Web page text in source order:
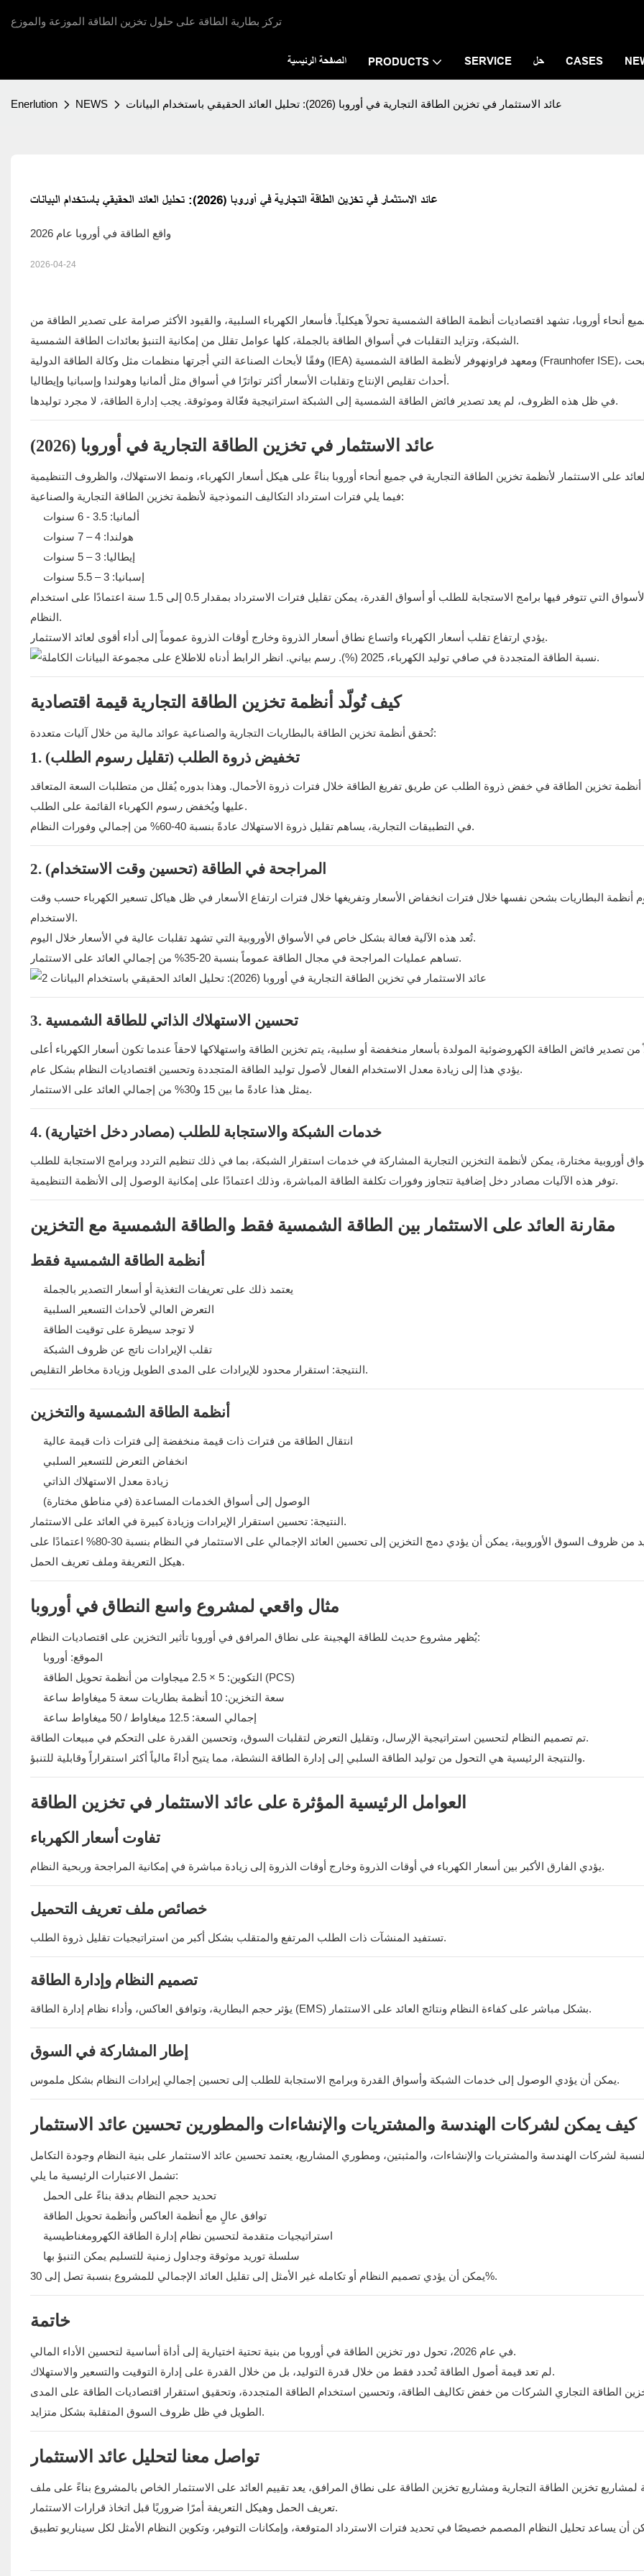
تركز بطارية الطاقة على حلول تخزين الطاقة الموزعة والموزع
الصفحة الرئيسية PRODUCTS SERVICE حل CASES
Enerlution NEWS عائد الاستثمار في تخزين الطاقة التجارية في أوروبا (2026): تحليل العائد الحقيقي باستخدام البيانات
عائد الاستثمار في تخزين الطاقة التجارية في أوروبا (2026): تحليل العائد الحقيقي باستخدام البيانات
واقع الطاقة في أوروبا عام 2026
2026-04-24
أنحاء أوروبا، تشهد اقتصاديات أنظمة الطاقة الشمسية تحولاً هيكلياً. فأسعار الكهرباء السلبية، والقيود الأكثر صرامة على تصدير الطاقة من
الشبكة، وتزايد التقلبات في أسواق الطاقة بالجملة، كلها عوامل تقلل من إمكانية التنبؤ بعائدات الطاقة الشمسية.
وفقًا لأبحاث الصناعة التي أجرتها منظمات مثل وكالة الطاقة الدولية (IEA) ومعهد فراونهوفر لأنظمة الطاقة الشمسية (Fraunhofer ISE)، أصبحت
أحداث تقليص الإنتاج وتقلبات الأسعار أكثر تواترًا في أسواق مثل ألمانيا وهولندا وإسبانيا وإيطاليا.
في ظل هذه الظروف، لم يعد تصدير فائض الطاقة الشمسية إلى الشبكة استراتيجية فعّالة وموثوقة. يجب إدارة الطاقة، لا مجرد توليدها.
عائد الاستثمار في تخزين الطاقة التجارية في أوروبا (2026)
فيما يلي فترات استرداد التكاليف النموذجية لأنظمة تخزين الطاقة التجارية والصناعية:
ألمانيا: 3.5 - 6 سنوات
هولندا: 4 – 7 سنوات
إيطاليا: 3 – 5 سنوات
إسبانيا: 3 – 5.5 سنوات
في الأسواق التي تتوفر فيها برامج الاستجابة للطلب أو أسواق القدرة، يمكن تقليل فترات الاسترداد بمقدار 0.5 إلى 1.5 سنة اعتمادًا على استخدام
النظام.
يؤدي ارتفاع تقلب أسعار الكهرباء واتساع نطاق أسعار الذروة وخارج أوقات الذروة عموماً إلى أداء أقوى لعائد الاستثمار.
كيف تُولّد أنظمة تخزين الطاقة التجارية قيمة اقتصادية
تُحقق أنظمة تخزين الطاقة بالبطاريات التجارية والصناعية عوائد مالية من خلال آليات متعددة:
1. تخفيض ذروة الطلب (تقليل رسوم الطلب)
تخزين الطاقة في خفض ذروة الطلب عن طريق تفريغ الطاقة خلال فترات ذروة الأحمال. وهذا بدوره يُقلل من متطلبات السعة المتعاقد
عليها ويُخفض رسوم الكهرباء القائمة على الطلب.
في التطبيقات التجارية، يساهم تقليل ذروة الاستهلاك عادةً بنسبة 40-60% من إجمالي وفورات النظام.
2. المراجحة في الطاقة (تحسين وقت الاستخدام)
أنظمة البطاريات بشحن نفسها خلال فترات انخفاض الأسعار وتفريغها خلال فترات ارتفاع الأسعار في ظل هياكل تسعير الكهرباء حسب وقت
الاستخدام.
تُعد هذه الآلية فعالة بشكل خاص في الأسواق الأوروبية التي تشهد تقلبات عالية في الأسعار خلال اليوم.
تساهم عمليات المراجحة في مجال الطاقة عموماً بنسبة 20-35% من إجمالي العائد على الاستثمار.
3. تحسين الاستهلاك الذاتي للطاقة الشمسية
يؤدي هذا إلى زيادة معدل الاستخدام الفعال لأصول توليد الطاقة المتجددة وتحسين اقتصاديات النظام بشكل عام.
يمثل هذا عادةً ما بين 15 و30% من إجمالي العائد على الاستثمار.
4. خدمات الشبكة والاستجابة للطلب (مصادر دخل اختيارية)
توفر هذه الآليات مصادر دخل إضافية تتجاوز وفورات تكلفة الطاقة المباشرة، وذلك اعتمادًا على إمكانية الوصول إلى الأنظمة التنظيمية.
مقارنة العائد على الاستثمار بين الطاقة الشمسية فقط والطاقة الشمسية مع التخزين
أنظمة الطاقة الشمسية فقط
يعتمد ذلك على تعريفات التغذية أو أسعار التصدير بالجملة
التعرض العالي لأحداث التسعير السلبية
لا توجد سيطرة على توقيت الطاقة
تقلب الإيرادات ناتج عن ظروف الشبكة
النتيجة: استقرار محدود للإيرادات على المدى الطويل وزيادة مخاطر التقليص.
أنظمة الطاقة الشمسية والتخزين
انتقال الطاقة من فترات ذات قيمة منخفضة إلى فترات ذات قيمة عالية
انخفاض التعرض للتسعير السلبي
زيادة معدل الاستهلاك الذاتي
الوصول إلى أسواق الخدمات المساعدة (في مناطق مختارة)
النتيجة: تحسين استقرار الإيرادات وزيادة كبيرة في العائد على الاستثمار.
في العديد من ظروف السوق الأوروبية، يمكن أن يؤدي دمج التخزين إلى تحسين العائد الإجمالي على الاستثمار في النظام بنسبة 30-80% اعتمادًا على
هيكل التعريفة وملف تعريف الحمل.
مثال واقعي لمشروع واسع النطاق في أوروبا
يُظهر مشروع حديث للطاقة الهجينة على نطاق المرافق في أوروبا تأثير التخزين على اقتصاديات النظام:
الموقع: أوروبا
التكوين: 5 × 2.5 ميجاوات من أنظمة تحويل الطاقة (PCS)
سعة التخزين: 10 أنظمة بطاريات سعة 5 ميغاواط ساعة
إجمالي السعة: 12.5 ميغاواط / 50 ميغاواط ساعة
تم تصميم النظام لتحسين استراتيجية الإرسال، وتقليل التعرض لتقلبات السوق، وتحسين القدرة على التحكم في مبيعات الطاقة.
والنتيجة الرئيسية هي التحول من توليد الطاقة السلبي إلى إدارة الطاقة النشطة، مما يتيح أداءً مالياً أكثر استقراراً وقابلية للتنبؤ.
العوامل الرئيسية المؤثرة على عائد الاستثمار في تخزين الطاقة
تفاوت أسعار الكهرباء
يؤدي الفارق الأكبر بين أسعار الكهرباء في أوقات الذروة وخارج أوقات الذروة إلى زيادة مباشرة في إمكانية المراجحة وربحية النظام.
خصائص ملف تعريف التحميل
تستفيد المنشآت ذات الطلب المرتفع والمتقلب بشكل أكبر من استراتيجيات تقليل ذروة الطلب.
تصميم النظام وإدارة الطاقة
يؤثر حجم البطارية، وتوافق العاكس، وأداء نظام إدارة الطاقة (EMS) بشكل مباشر على كفاءة النظام ونتائج العائد على الاستثمار.
إطار المشاركة في السوق
يمكن أن يؤدي الوصول إلى خدمات الشبكة وأسواق القدرة وبرامج الاستجابة للطلب إلى تحسين إجمالي إيرادات النظام بشكل ملموس.
كيف يمكن لشركات الهندسة والمشتريات والإنشاءات والمطورين تحسين عائد الاستثمار
تشمل الاعتبارات الرئيسية ما يلي:
تحديد حجم النظام بدقة بناءً على الحمل
توافق عالٍ مع أنظمة العاكس وأنظمة تحويل الطاقة
استراتيجيات متقدمة لتحسين نظام إدارة الطاقة الكهرومغناطيسية
سلسلة توريد موثوقة وجداول زمنية للتسليم يمكن التنبؤ بها
يمكن أن يؤدي تصميم النظام أو تكامله غير الأمثل إلى تقليل العائد الإجمالي للمشروع بنسبة تصل إلى 30%.
خاتمة
في عام 2026، تحول دور تخزين الطاقة في أوروبا من بنية تحتية اختيارية إلى أداة أساسية لتحسين الأداء المالي.
لم تعد قيمة أصول الطاقة تُحدد فقط من خلال قدرة التوليد، بل من خلال القدرة على إدارة التوقيت والتسعير والاستهلاك.
الطاقة التجاري الشركات من خفض تكاليف الطاقة، وتحسين استخدام الطاقة المتجددة، وتحقيق استقرار اقتصاديات الطاقة على المدى
الطويل في ظل ظروف السوق المتقلبة بشكل متزايد.
تواصل معنا لتحليل عائد الاستثمار
لمشاريع تخزين الطاقة التجارية ومشاريع تخزين الطاقة على نطاق المرافق، يعد تقييم العائد على الاستثمار الخاص بالمشروع بناءً على ملف
تعريف الحمل وهيكل التعريفة أمرًا ضروريًا قبل اتخاذ قرارات الاستثمار.